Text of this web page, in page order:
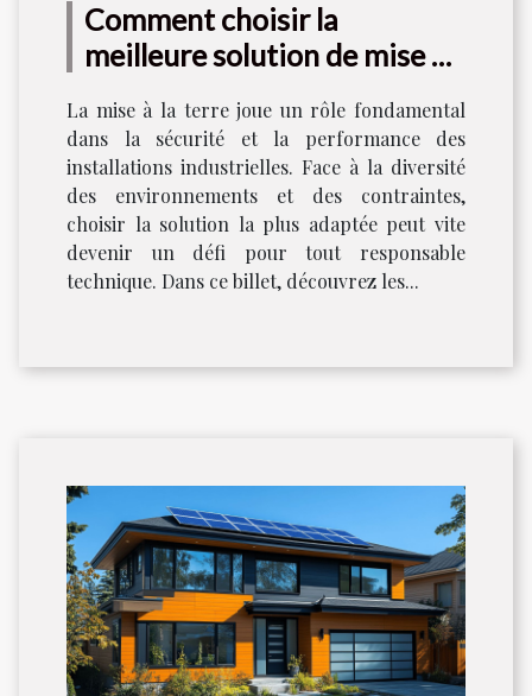
Comment choisir la
meilleure solution de mise à
?
La mise à la terre joue un rôle fondamental
dans la sécurité et la performance des
installations industrielles. Face à la diversité
des environnements et des contraintes,
choisir la solution la plus adaptée peut vite
devenir un défi pour tout responsable
technique. Dans ce billet, découvrez les...